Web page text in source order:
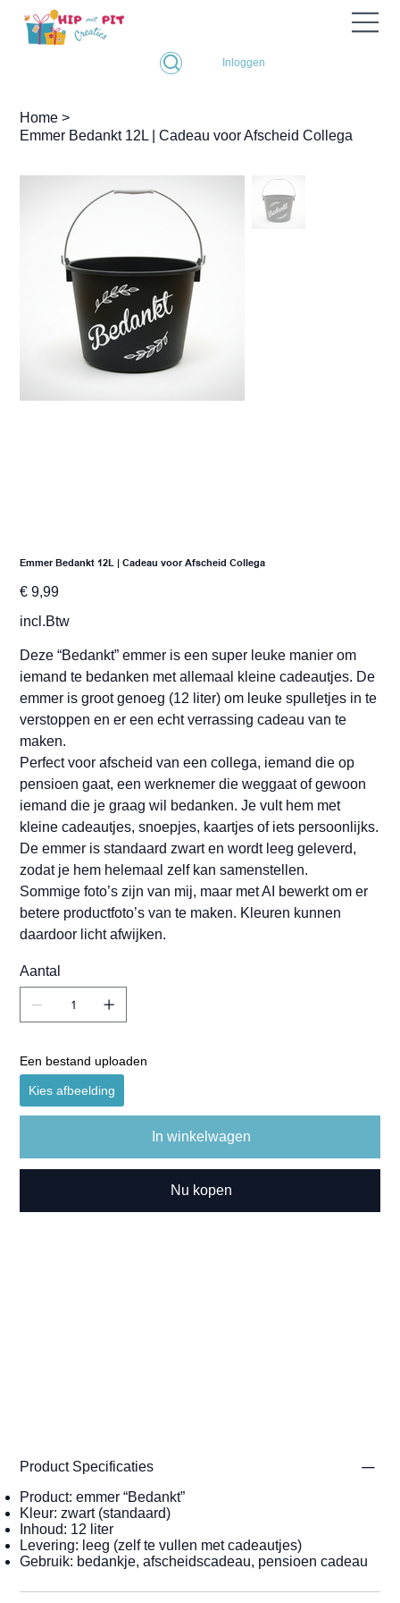
Inloggen
Home >
Emmer Bedankt 12L | Cadeau voor Afscheid Collega
Emmer Bedankt 12L | Cadeau voor Afscheid Collega
Prijs
€ 9,99
incl.Btw
Deze “Bedankt” emmer is een super leuke manier om
iemand te bedanken met allemaal kleine cadeautjes. De
emmer is groot genoeg (12 liter) om leuke spulletjes in te
verstoppen en er een echt verrassing cadeau van te
maken.
Perfect voor afscheid van een collega, iemand die op
pensioen gaat, een werknemer die weggaat of gewoon
iemand die je graag wil bedanken. Je vult hem met
kleine cadeautjes, snoepjes, kaartjes of iets persoonlijks.
De emmer is standaard zwart en wordt leeg geleverd,
zodat je hem helemaal zelf kan samenstellen.
Sommige foto’s zijn van mij, maar met AI bewerkt om er
betere productfoto’s van te maken. Kleuren kunnen
daardoor licht afwijken.
Aantal
Een bestand uploaden
Kies afbeelding
In winkelwagen
Nu kopen
Product Specificaties
Product: emmer “Bedankt”
Kleur: zwart (standaard)
Inhoud: 12 liter
Levering: leeg (zelf te vullen met cadeautjes)
Gebruik: bedankje, afscheidscadeau, pensioen cadeau